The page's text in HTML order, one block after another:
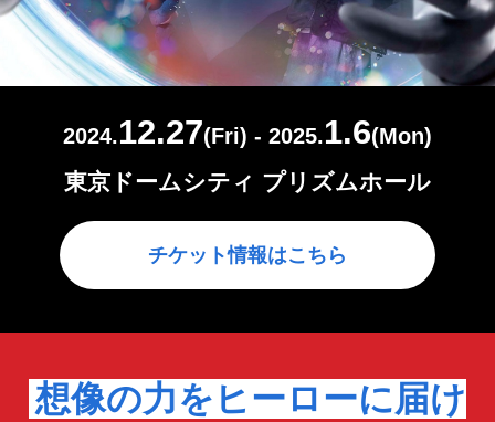
2024.12.27(Fri) - 2025.1.6(Mon)
東京ドームシティ プリズムホール
チケット情報はこちら
想像の力をヒーローに届け